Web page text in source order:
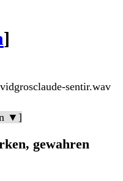
]
sentir.wav
▼]
gewahren